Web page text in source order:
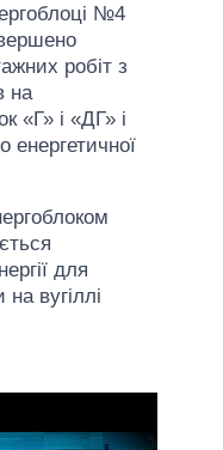
№4
робіт з
на
«Г» і «ДГ» і
енергетичної
для
вугіллі